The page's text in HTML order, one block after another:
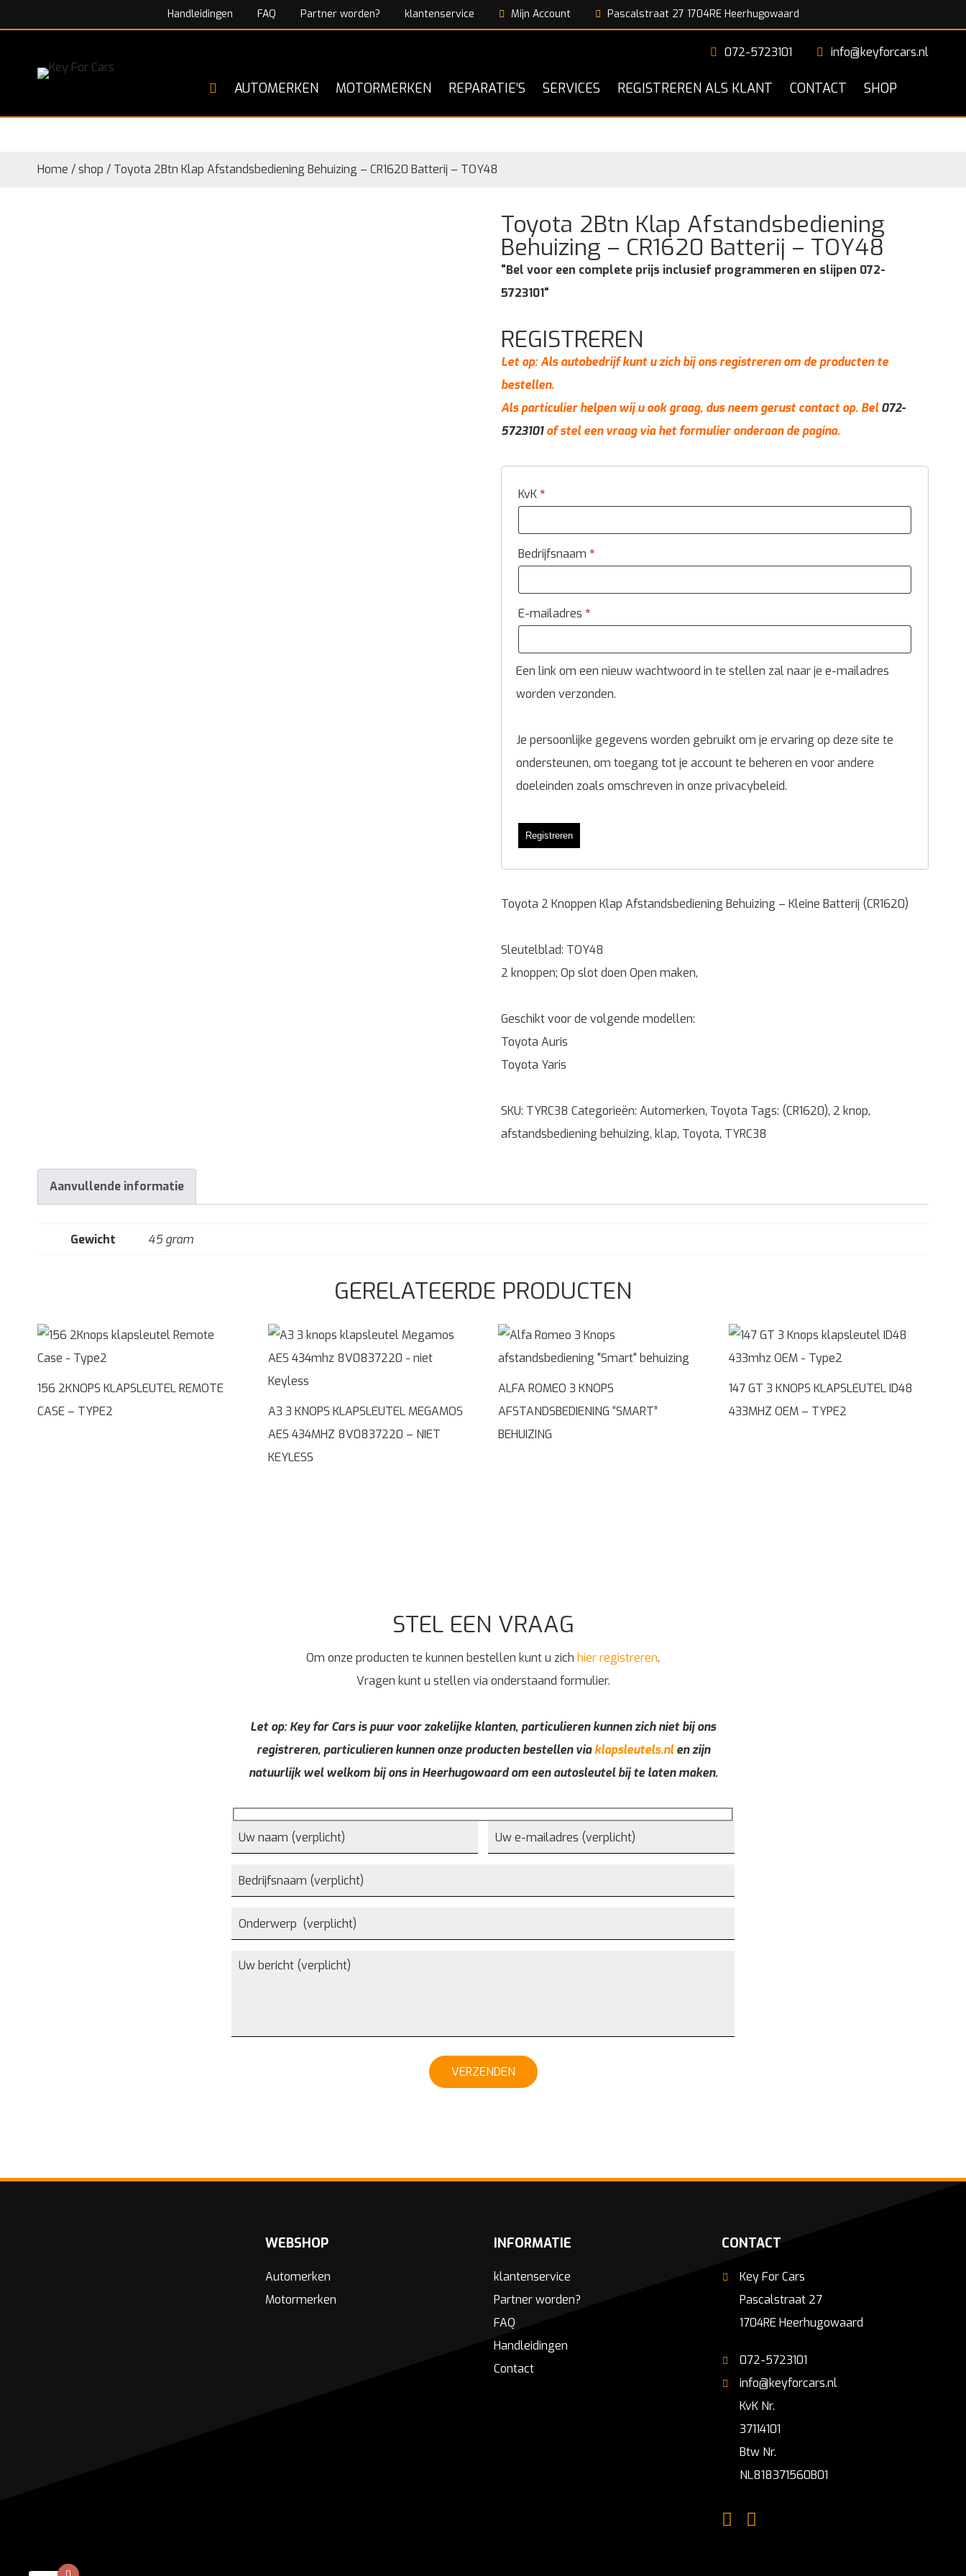
Handleidingen FAQ Partner worden? klantenservice Mijn Account Pascalstraat 27 1704RE Heerhugowaard
072-5723101 info@keyforcars.nl
AUTOMERKEN MOTORMERKEN REPARATIE’S SERVICES REGISTREREN ALS KLANT CONTACT SHOP
Home /shop / Toyota 2Btn Klap Afstandsbediening Behuizing – CR1620 Batterij – TOY48
Toyota 2Btn Klap Afstandsbediening
Behuizing – CR1620 Batterij – TOY48
"Bel voor een complete prijs inclusief programmeren en slijpen 072-
5723101"
REGISTREREN
Let op: Als autobedrijf kunt u zich bij ons registreren om de producten te
bestellen.
Als particulier helpen wij u ook graag, dus neem gerust contact op. Bel072-
5723101of stel een vraag via het formulier onderaan de pagina.
KvK *
Bedrijfsnaam *
E-mailadres *
Een link om een nieuw wachtwoord in te stellen zal naar je e-mailadres
worden verzonden.
Je persoonlijke gegevens worden gebruikt om je ervaring op deze site te
ondersteunen, om toegang tot je account te beheren en voor andere
doeleinden zoals omschreven in onze privacybeleid.
Registreren
Toyota 2 Knoppen Klap Afstandsbediening Behuizing – Kleine Batterij (CR1620)
Sleutelblad: TOY48
2 knoppen; Op slot doen Open maken,
Geschikt voor de volgende modellen:
Toyota Auris
Toyota Yaris
SKU: TYRC38 Categorieën: Automerken, Toyota Tags: (CR1620), 2 knop,
afstandsbediening behuizing, klap, Toyota, TYRC38
Aanvullende informatie
Gewicht 45 gram
GERELATEERDE PRODUCTEN
156 2KNOPS KLAPSLEUTEL REMOTE
CASE – TYPE2
A3 3 KNOPS KLAPSLEUTEL MEGAMOS
AES 434MHZ 8V0837220 – NIET
KEYLESS
ALFA ROMEO 3 KNOPS
AFSTANDSBEDIENING “SMART”
BEHUIZING
147 GT 3 KNOPS KLAPSLEUTEL ID48
433MHZ OEM – TYPE2
STEL EEN VRAAG
Om onze producten te kunnen bestellen kunt u zich hier registreren.
Vragen kunt u stellen via onderstaand formulier.
Let op: Key for Cars is puur voor zakelijke klanten, particulieren kunnen zich niet bij ons
registreren, particulieren kunnen onze producten bestellen viaklapsleutels.nlen zijn
natuurlijk wel welkom bij ons in Heerhugowaard om een autosleutel bij te laten maken.
VERZENDEN
WEBSHOP
Automerken
Motormerken
INFORMATIE
klantenservice
Partner worden?
FAQ
Handleidingen
Contact
CONTACT
Key For Cars
Pascalstraat 27
1704RE Heerhugowaard
072-5723101
info@keyforcars.nl
KvK Nr.
37114101
Btw Nr.
NL818371560B01